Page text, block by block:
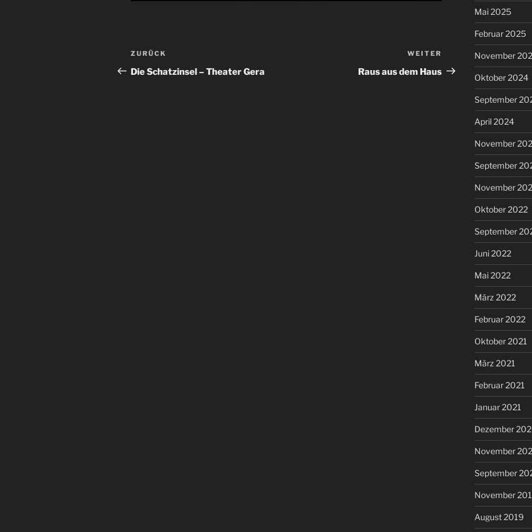
Beitragsnavigation
Vorheriger
Beitrag
ZURÜCK
Die Schatzinsel – Theater Gera
Nächster
Beitrag
WEITER
Raus aus dem Haus
Mai 2025
Februar 2025
November
Oktober 2024
September
April 2024
November
September
November
Oktober 2022
September
Juni 2022
Mai 2022
März 2022
Februar 2022
Oktober 2021
März 2021
Februar 2021
Januar 2021
Dezember
November
September
November
August 2019